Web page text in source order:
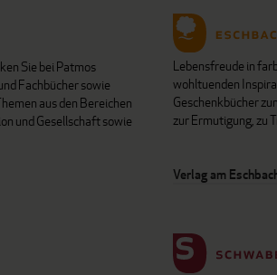
Sie bei Patmos
Fachbücher sowie
aus den Bereichen
und Gesellschaft sowie
Lebensfreude in
wohltuenden
Geschenkbücher
zur Ermutigung, zu
Verlag am